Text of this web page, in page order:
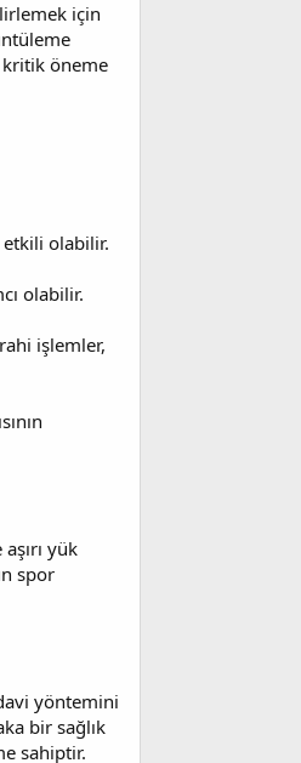
için
kritik öneme
etkili olabilir.
olabilir.
işlemler,
yük
spor
yöntemini
bir sağlık
sahiptir.